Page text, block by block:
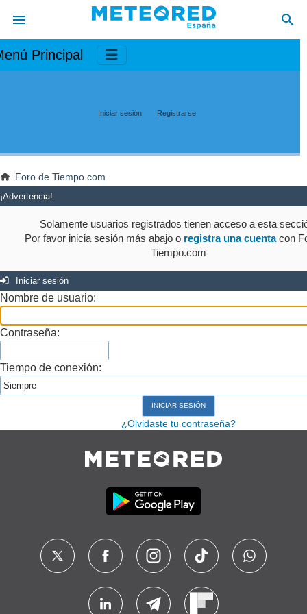
Principal
Iniciar sesión Registrarse
Foro de Tiempo.com
¡Advertencia!
Solamente usuarios registrados tienen acceso a esta
Por favor inicia sesión más abajo o registra una cuentacon
Tiempo.com
Iniciar sesión
Nombre de usuario:
Contraseña:
Tiempo de conexión:
¿Olvidaste tu contraseña?